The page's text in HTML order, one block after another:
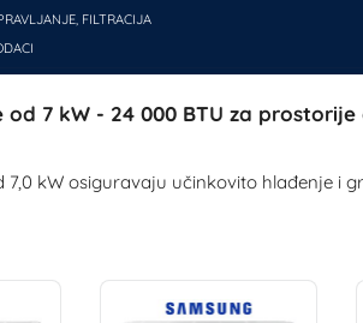
FILTRACIJA
od 7 kW - 24 000 BTU za prostorije
7,0 kW osiguravaju učinkovito hlađenje i